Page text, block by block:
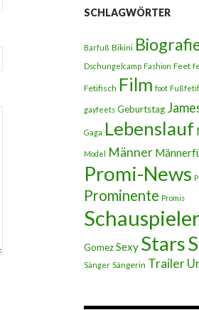
SCHLAGWÖRTER
Barfuß Bikini
Dschungelcamp Fashion Feet
Fetifisch Film foot
gayfeets Geburtstag
Gaga Lebenslauf
Model Männer
Promi-News
Prominente Promis
Schauspieler
GomezSexy Stars
Sänger Sängerin Trailer